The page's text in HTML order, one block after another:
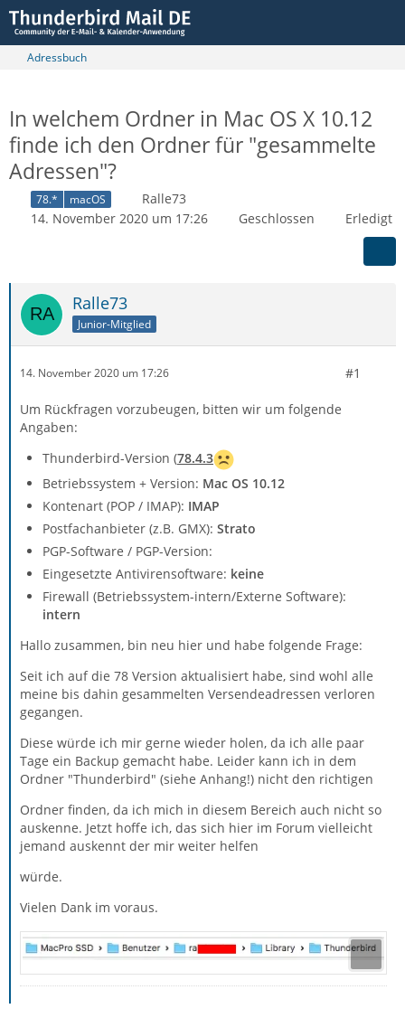
Adressbuch
In welchem Ordner in Mac OS X 10.12
finde ich den Ordner für "gesammelte
Adressen"?
78.* macOS
Ralle73
14. November 2020 um 17:26
Geschlossen Erledigt
Ralle73
Junior-Mitglied
14. November 2020 um 17:26 #1
Um Rückfragen vorzubeugen, bitten wir um folgende
Angaben:
Thunderbird-Version (78.4.3
Betriebssystem + Version: Mac OS 10.12
Kontenart (POP / IMAP): IMAP
Postfachanbieter (z.B. GMX): Strato
PGP-Software / PGP-Version:
Eingesetzte Antivirensoftware: keine
Firewall (Betriebssystem-intern/Externe Software):
intern
Hallo zusammen, bin neu hier und habe folgende Frage:
Seit ich auf die 78 Version aktualisiert habe, sind wohl alle
meine bis dahin gesammelten Versendeadressen verloren
gegangen.
Diese würde ich mir gerne wieder holen, da ich alle paar
Tage ein Backup gemacht habe. Leider kann ich in dem
Ordner "Thunderbird" (siehe Anhang!) nicht den richtigen
Ordner finden, da ich mich in diesem Bereich auch nicht so
auskenne. Jetzt hoffe ich, das sich hier im Forum vielleicht
jemand auskennt der mir weiter helfen
würde.
Vielen Dank im voraus.